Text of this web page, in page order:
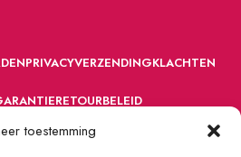
toestemming
PRIVACYVERZENDINGKLACHTEN
RETOURBELEID